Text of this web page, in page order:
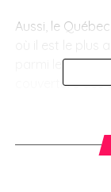
Aussi, le
parmi les plus
couverture des
que près de
Canada